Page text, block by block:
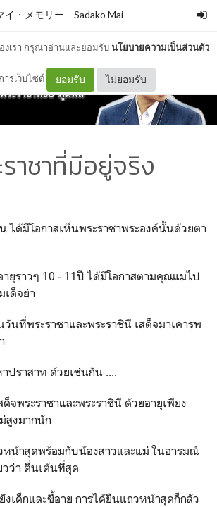
งเรา กรุณาอ่านและยอมรับนโยบายความเป็นส่วนตัว
ารเว็บไซต์ ยอมรับ ไม่ยอมรับ
イ・メモリー – Sadako Mai
าชาที่มีอยู่จริง
ได้มีโอกาสเห็นพระราชาพระองค์นั้นด้วยตา
ยุราวๆ 10 - 11ปี ได้มีโอกาสตามคุณแม่ไป
เด็จย่า
นที่พระราชาและพระราชินี เสด็จมาเคารพ
ราสาท ด้วยเช่นกัน ....
จพระราชาและพระราชินี ด้วยอายุเพียง
สูงมากนัก
หน้าสุดพร้อมกับน้องสาวและแม่ ในอารมณ์
ว่า ตื่นเต้นที่สุด
เด็กและขี้อาย การได้ยืนแถวหน้าสุดก็กลัว